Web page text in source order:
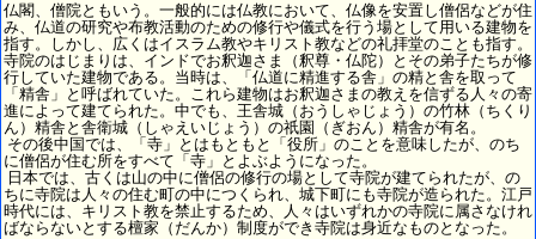
仏閣、僧院ともいう。一般的には仏教において、仏像を安置し僧侶などが住
み、仏道の研究や布教活動のための修行や儀式を行う場として用いる建物を
指す。しかし、広くはイスラム教やキリスト教などの礼拝堂のことも指す。
寺院のはじまりは、インドでお釈迦さま（釈尊・仏陀）とその弟子たちが修
行していた建物である。当時は、「仏道に精進する舎」の精と舎を取って
「精舎」と呼ばれていた。これら建物はお釈迦さまの教えを信ずる人々の寄
進によって建てられた。中でも、王舎城（おうしゃじょう）の竹林（ちくり
ん）精舎と舎衛城（しゃえいじょう）の祇園（ぎおん）精舎が有名。
その後中国では、「寺」とはもともと「役所」のことを意味したが、のち
に僧侶が住む所をすべて「寺」とよぶようになった。
日本では、古くは山の中に僧侶の修行の場として寺院が建てられたが、の
ちに寺院は人々の住む町の中につくられ、城下町にも寺院が造られた。江戸
時代には、キリスト教を禁止するため、人々はいずれかの寺院に属さなけれ
ばならないとする檀家（だんか）制度ができ寺院は身近なものとなった。